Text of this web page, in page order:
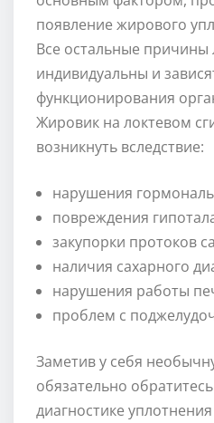
появление жирового
Все остальные
индивидуальны и
функционирования
Жировик на локтевом
возникнуть вследствие:
нарушения
повреждения
закупорки протоков
наличия сахарного
нарушения работы
проблем с
Заметив у себя
обязательно
диагностике